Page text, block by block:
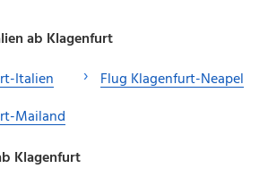
ab Klagenfurt
Italien
Mailand
Flug Klagenfurt-Neapel
Klagenfurt